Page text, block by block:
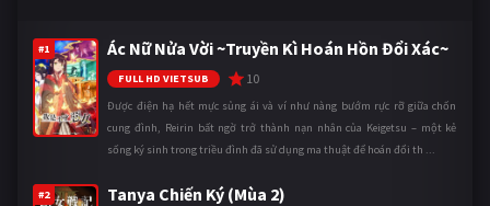
#1 Ác Nữ Nửa Vời ~Truyền Kì Hoán Hồn Đổi Xác~
FULL HD VIETSUB 10
Được điện hạ hết mực sủng ái và ví như nàng bướm rực rỡ giữa chốn
cung đình, Reirin bất ngờ trở thành nạn nhân của Keigetsu – một kẻ
sống ký sinh trong triều đình đã sử dụng ma thuật để hoán đổi th ...
#2 Tanya Chiến Ký (Mùa 2)